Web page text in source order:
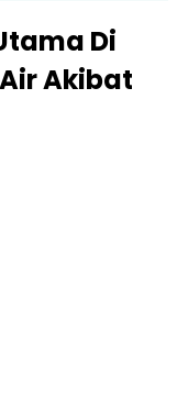
Di
Akibat